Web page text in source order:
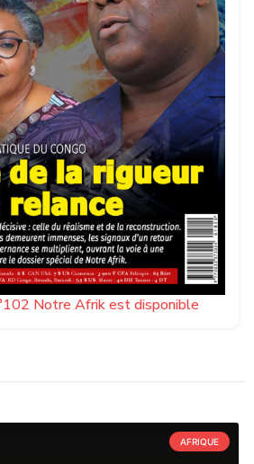
Notre Afrik est disponible
AFRIQUE